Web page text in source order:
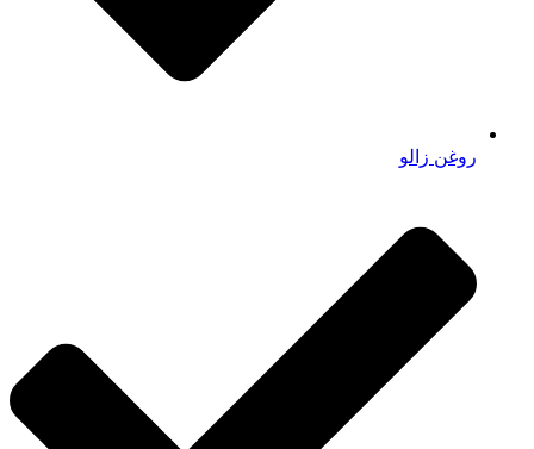
روغن زالو